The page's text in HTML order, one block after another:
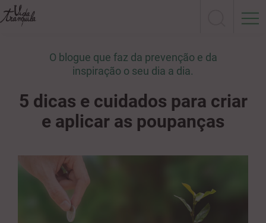
O blogue que faz da prevenção e da
inspiração o seu dia a dia.
5 dicas e cuidados para criar
e aplicar as poupanças